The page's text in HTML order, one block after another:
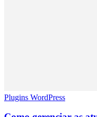
Plugins WordPress